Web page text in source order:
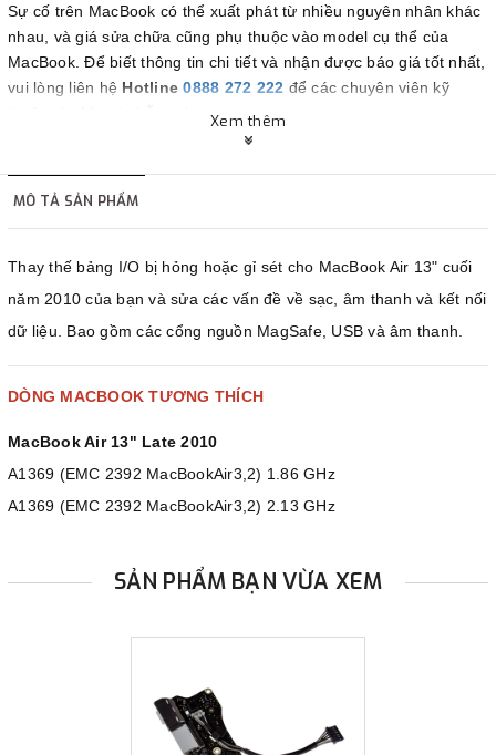
Sự cố trên MacBook có thể xuất phát từ nhiều nguyên nhân khác
nhau, và giá sửa chữa cũng phụ thuộc vào model cụ thể của
MacBook. Để biết thông tin chi tiết và nhận được báo giá tốt nhất,
vui lòng liên hệ Hotline 0888 272 222 để các chuyên viên kỹ
thuật của Maczin hỗ trợ bạn.
Maczin - Đối tác tin cậy của bạn.
Xem thêm
MÔ TẢ SẢN PHẨM
Thay thế bảng I/O bị hỏng hoặc gỉ sét cho MacBook Air 13" cuối
năm 2010 của bạn và sửa các vấn đề về sạc, âm thanh và kết nối
dữ liệu. Bao gồm các cổng nguồn MagSafe, USB và âm thanh.
DÒNG MACBOOK TƯƠNG THÍCH
MacBook Air 13" Late 2010
A1369 (EMC 2392 MacBookAir3,2) 1.86 GHz
A1369 (EMC 2392 MacBookAir3,2) 2.13 GHz
SẢN PHẨM BẠN VỪA XEM